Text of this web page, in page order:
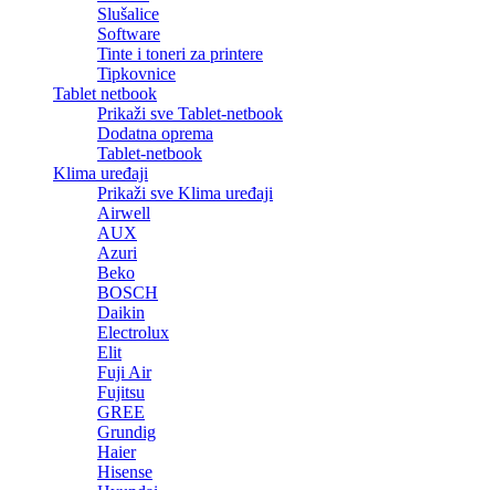
Slušalice
Software
Tinte i toneri za printere
Tipkovnice
Tablet netbook
Prikaži sve Tablet-netbook
Dodatna oprema
Tablet-netbook
Klima uređaji
Prikaži sve Klima uređaji
Airwell
AUX
Azuri
Beko
BOSCH
Daikin
Electrolux
Elit
Fuji Air
Fujitsu
GREE
Grundig
Haier
Hisense